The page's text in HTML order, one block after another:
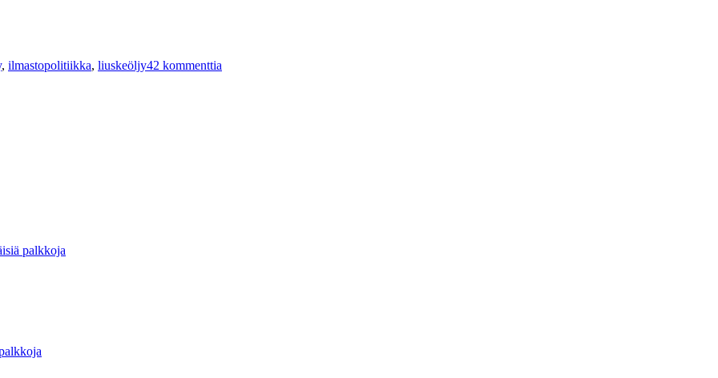
, ilmastopolitiikka, liuskeöljy42 kommenttia
palkkoja